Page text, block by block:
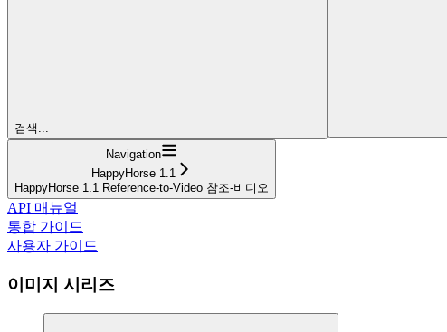
검색...
Navigation
HappyHorse 1.1
HappyHorse 1.1 Reference-to-Video 참조-비디오
API 매뉴얼
통합 가이드
사용자 가이드
이미지 시리즈